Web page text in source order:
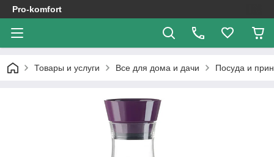
Pro-komfort
Товары и услуги Все для дома и дачи Посуда и